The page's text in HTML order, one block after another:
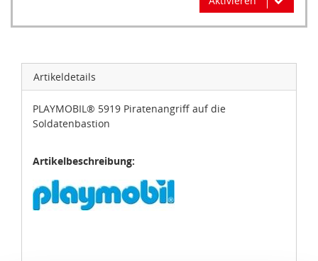
Artikeldetails
PLAYMOBIL® 5919 Piratenangriff auf die
Soldatenbastion
Artikelbeschreibung: